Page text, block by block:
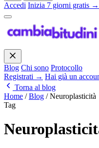
Accedi Inizia 7 giorni gratis →
Blog Chi sono Protocollo
Registrati → Hai già un
Torna al blog
Home / Blog / Neuroplasticità
Tag